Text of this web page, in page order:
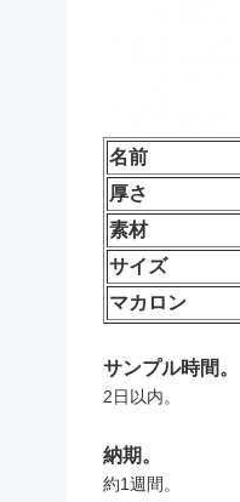
名前
厚さ
素材
サイズ
マカロン
サンプル時間。
2日以内。
納期。
約1週間。